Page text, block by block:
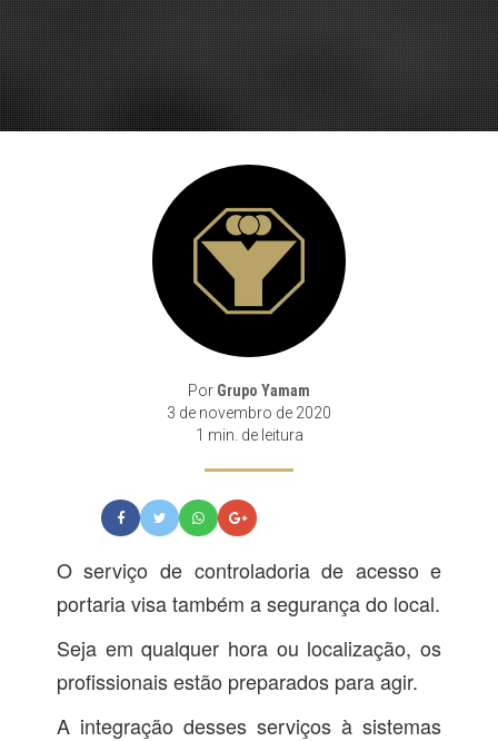
Por Grupo Yamam
3 de novembro de 2020
1 min. de leitura
O serviço de controladoria de acesso e
portaria visa também a segurança do local.
Seja em qualquer hora ou localização, os
profissionais estão preparados para agir.
A integração desses serviços à sistemas